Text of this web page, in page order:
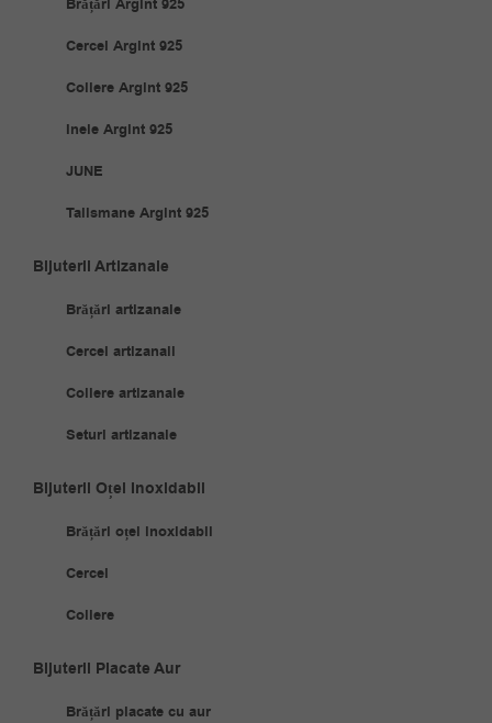
Brățări Argint 925
Cercei Argint 925
Coliere Argint 925
Inele Argint 925
JUNE
Talismane Argint 925
Bijuterii Artizanale
Brățări artizanale
Cercei artizanali
Coliere artizanale
Seturi artizanale
Bijuterii Oțel Inoxidabil
Brățări oțel inoxidabil
Cercei
Coliere
Bijuterii Placate Aur
Brățări placate cu aur